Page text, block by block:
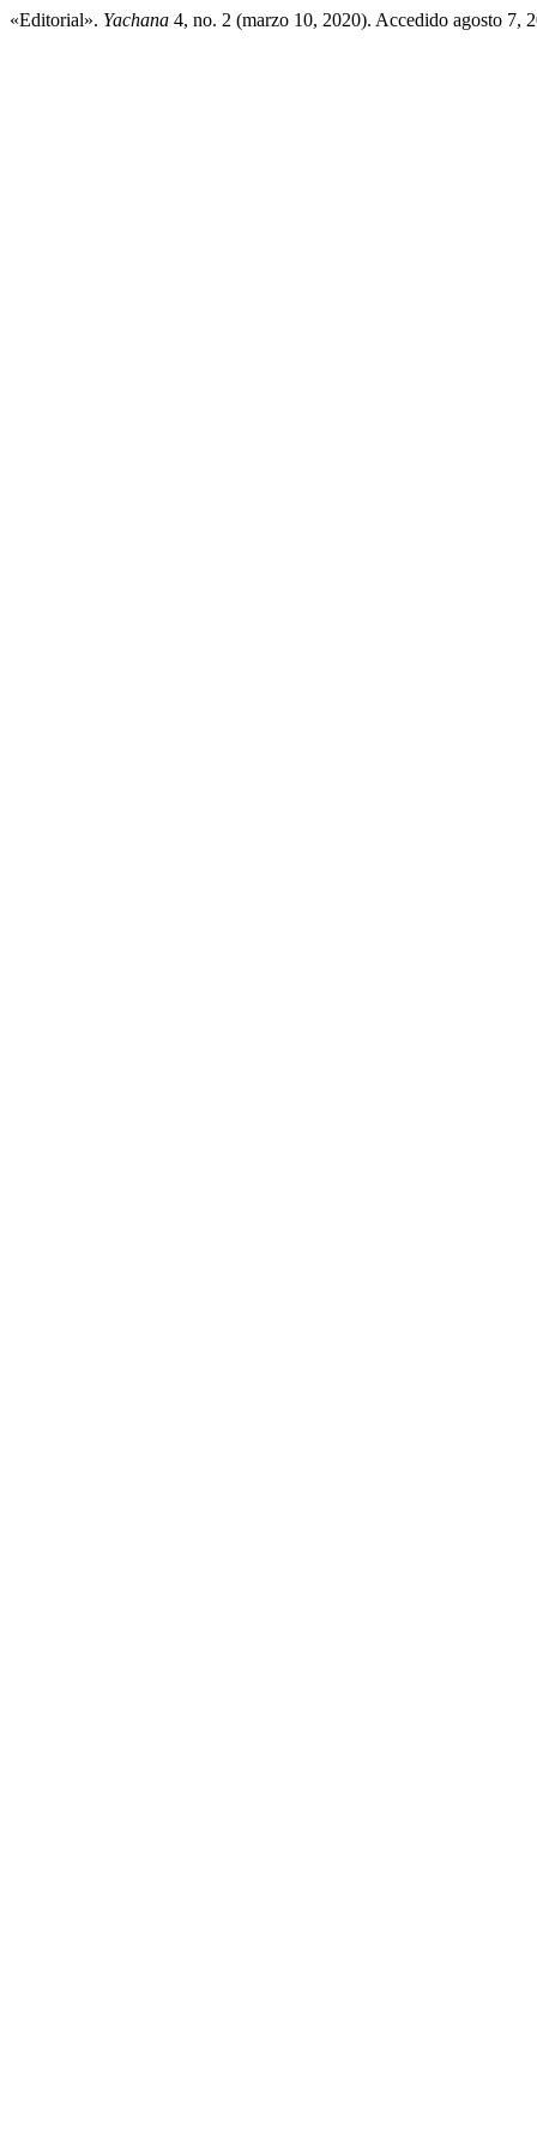
«Editorial». Yachana 4, no. 2 (marzo 10, 2020). Accedido agosto 7,